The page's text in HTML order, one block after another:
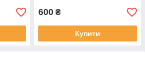
600 ₴
Купити